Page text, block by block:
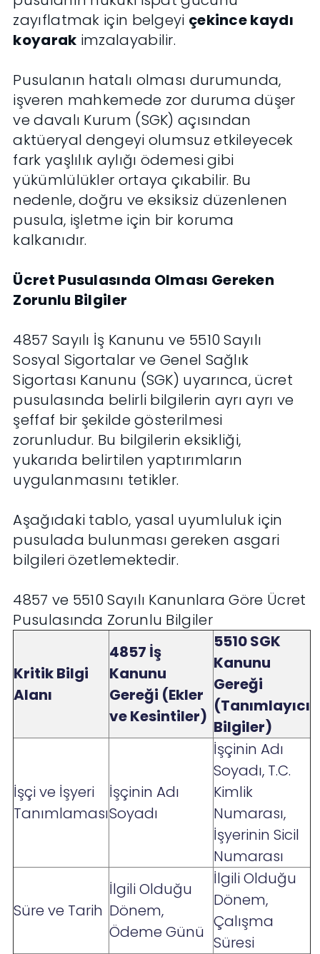
zayıflatmak için belgeyi çekince kaydı
koyarak imzalayabilir.
Pusulanın hatalı olması durumunda,
işveren mahkemede zor duruma düşer
ve davalı Kurum (SGK) açısından
aktüeryal dengeyi olumsuz etkileyecek
fark yaşlılık aylığı ödemesi gibi
yükümlülükler ortaya çıkabilir. Bu
nedenle, doğru ve eksiksiz düzenlenen
pusula, işletme için bir koruma
kalkanıdır.
Ücret Pusulasında Olması Gereken
Zorunlu Bilgiler
4857 Sayılı İş Kanunu ve 5510 Sayılı
Sosyal Sigortalar ve Genel Sağlık
Sigortası Kanunu (SGK) uyarınca, ücret
pusulasında belirli bilgilerin ayrı ayrı ve
şeffaf bir şekilde gösterilmesi
zorunludur. Bu bilgilerin eksikliği,
yukarıda belirtilen yaptırımların
uygulanmasını tetikler.
Aşağıdaki tablo, yasal uyumluluk için
pusulada bulunması gereken asgari
bilgileri özetlemektedir.
4857 ve 5510 Sayılı Kanunlara Göre Ücret
Pusulasında Zorunlu Bilgiler
Kritik Bilgi
Alanı
4857 İş
Kanunu
Gereği (Ekler
ve Kesintiler)
5510 SGK
Kanunu
Gereği
(Tanımlayıcı
Bilgiler)
İşçi ve İşyeri
Tanımlaması
İşçinin Adı
Soyadı
İşçinin Adı
Soyadı, T.C.
Kimlik
Numarası,
İşyerinin Sicil
Numarası
Süre ve Tarih
İlgili Olduğu
Dönem,
Ödeme Günü
İlgili Olduğu
Dönem,
Çalışma
Süresi